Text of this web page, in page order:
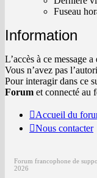
2026
05:12
Fuseau
Information
L’accès à ce message a
Vous n’avez pas
Pour interagir dans ce
Forum et connecté au
Accueil du
Nous contacter
Forum francophone de
2026